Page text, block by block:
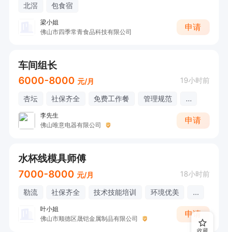
北滘 包食宿
梁小姐
佛山市四季常青食品科技有限公司
申请
车间组长
6000-8000 元/月 19小时前
杏坛 社保齐全 免费工作餐 管理规范 ...
李先生
佛山唯意电器有限公司
申请
水杯线模具师傅
7000-8000 元/月 18小时前
勒流 社保齐全 技术技能培训 环境优美 ...
叶小姐
佛山市顺德区晟铠金属制品有限公司
申请